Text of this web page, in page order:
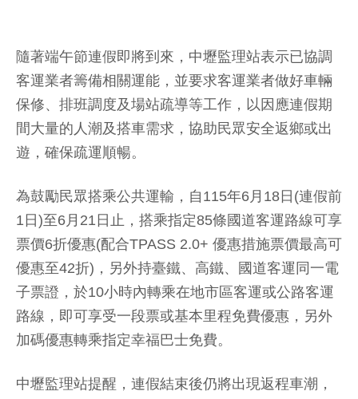
隨著端午節連假即將到來，中壢監理站表示已協調
客運業者籌備相關運能，並要求客運業者做好車輛
保修、排班調度及場站疏導等工作，以因應連假期
間大量的人潮及搭車需求，協助民眾安全返鄉或出
遊，確保疏運順暢。
為鼓勵民眾搭乘公共運輸，自115年6月18日(連假前
1日)至6月21日止，搭乘指定85條國道客運路線可享
票價6折優惠(配合TPASS 2.0+ 優惠措施票價最高可
優惠至42折)，另外持臺鐵、高鐵、國道客運同一電
子票證，於10小時內轉乘在地市區客運或公路客運
路線，即可享受一段票或基本里程免費優惠，另外
加碼優惠轉乘指定幸福巴士免費。
中壢監理站提醒，連假結束後仍將出現返程車潮，